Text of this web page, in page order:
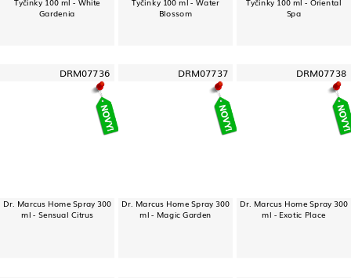
Gardenia
Blossom
Spa
DRM07736
Dr. Marcus Home Spray 300
ml - Sensual Citrus
DRM07737
Dr. Marcus Home Spray 300
ml - Magic Garden
DRM07738
Dr. Marcus Home Spray 300
ml - Exotic Place